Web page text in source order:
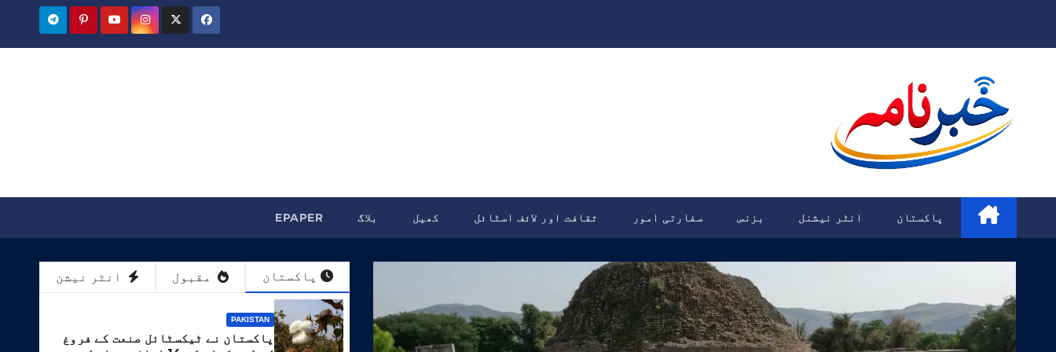
پاکستان انٹر نیشنل بزنس سفارتی امور ثقافت اور لائف اسٹائل کھیل بلاگ EPAPER
پاکستان مقبول انٹر نیشن
PAKISTAN
پاکستان نے ٹیکسٹائل صنعت کے فروغ